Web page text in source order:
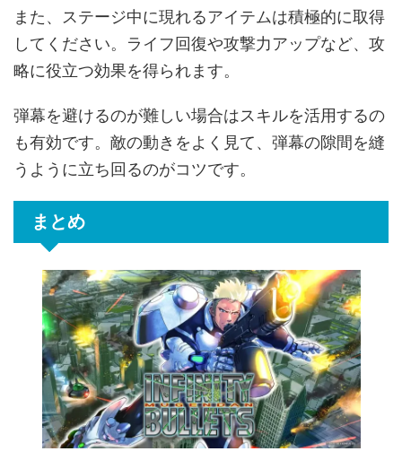
また、ステージ中に現れるアイテムは積極的に取得
してください。ライフ回復や攻撃力アップなど、攻
略に役立つ効果を得られます。
弾幕を避けるのが難しい場合はスキルを活用するの
も有効です。敵の動きをよく見て、弾幕の隙間を縫
うように立ち回るのがコツです。
まとめ